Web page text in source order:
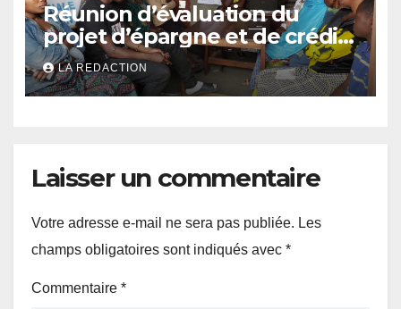
Réunion d’évaluation du
projet d’épargne et de crédit
de JIRANI MSAADA Asbl : des
résultats encourageants et
une expansion annoncée
LA REDACTION
Laisser un commentaire
Votre adresse e-mail ne sera pas publiée. Les
champs obligatoires sont indiqués avec *
Commentaire *